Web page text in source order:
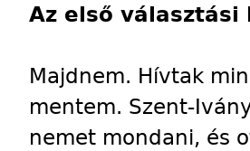
Az első
Majdnem. Hívtak
mentem. Szent-
nemet mondani, és